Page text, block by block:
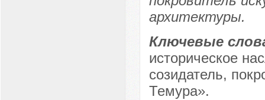
архитектуры.
Ключевые
историческое
созидатель,
Темура».